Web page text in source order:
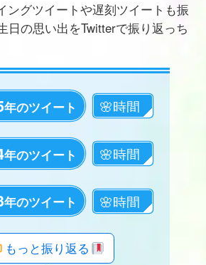
ングツイートや遅刻ツイートも振
日の思い出をTwitterで振り返っち
年のツイート
年のツイート
年のツイート
年のツイート
年のツイート
年のツイート
年のツイート
年のツイート
年のツイート
年のツイート
年のツイート
年のツイート
年のツイート
年のツイート
年のツイート
年のツイート
年のツイート
年のツイート
年のツイート
年のツイート
もっと振り返る